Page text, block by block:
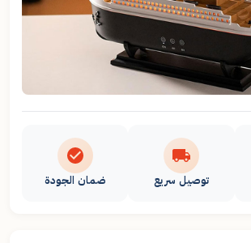
توصيل سريع ضمان الجودة